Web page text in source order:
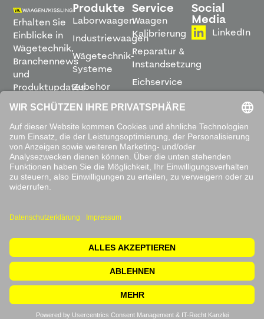
Erhalten Sie
Einblicke in
Wägetechnik,
Branchennews
und
Produktupdates
direkt in
Ihren
Posteingang.
ABONNIEREN
Sie unsere
Datenschutzbestimmungen
Produkte
Laborwaagen
Industriewaagen
Wägetechnik-
Systeme
Zubehör
Software
Service
Waagen
Kalibrierung
Reparatur &
Instandsetzung
Eichservice
Montage &
Inbetriebnahme
Leihwaagen
&
Mietservice
Social
Media
LinkedIn
© 2026 Waagen Kissling. Alle Rechte vorbehalten.
Datenschutzerklärung